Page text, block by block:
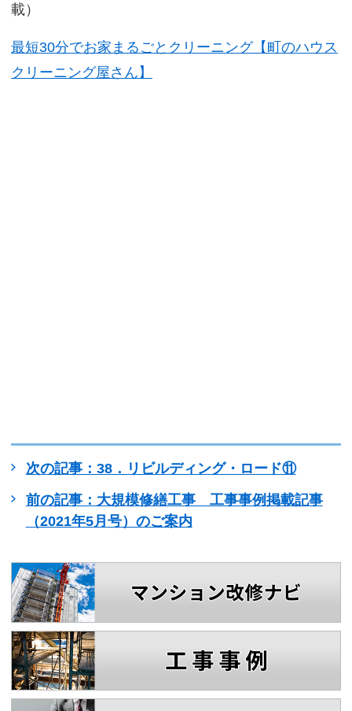
載）
最短30分でお家まるごとクリーニング【町のハウス
クリーニング屋さん】
次の記事：38．リビルディング・ロード⑪
前の記事：大規模修繕工事 工事事例掲載記事
（2021年5月号）のご案内